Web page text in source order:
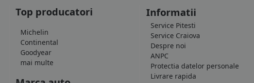
Top producatori
Michelin
Continental
Goodyear
mai multe
Informatii
Service Pitesti
Service Craiova
Despre noi
ANPC
Protectia datelor personale
Livrare rapida